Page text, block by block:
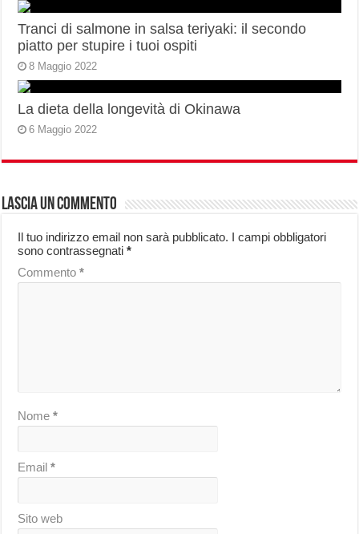
Tranci di salmone in salsa teriyaki: il secondo
piatto per stupire i tuoi ospiti
8 Maggio 2022
La dieta della longevità di Okinawa
6 Maggio 2022
Lascia un commento
Il tuo indirizzo email non sarà pubblicato. I campi obbligatori
sono contrassegnati*
Commento*
Nome*
Email*
Sito web